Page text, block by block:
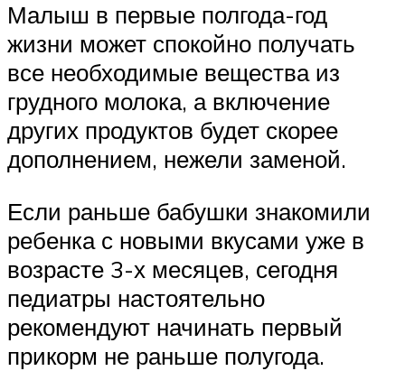
Малыш в первые полгода-год
жизни может спокойно получать
все необходимые вещества из
грудного молока, а включение
других продуктов будет скорее
дополнением, нежели заменой.
Если раньше бабушки знакомили
ребенка с новыми вкусами уже в
возрасте 3-х месяцев, сегодня
педиатры настоятельно
рекомендуют начинать первый
прикорм не раньше полугода.